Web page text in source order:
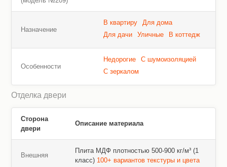
Назначение
В квартиру
Для дома
Для дачи
Уличные В коттедж
Особенности
Недорогие
С шумоизоляцией
С зеркалом
Отделка двери
Сторона
двери
Описание материала
Внешняя
Плита МДФ плотностью 500-900 кг/м³ (1
класс) 100+ вариантов текстуры и цвета